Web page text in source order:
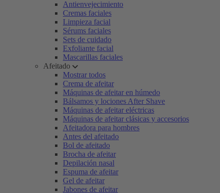
Antienvejecimiento
Cremas faciales
Limpieza facial
Sérums faciales
Sets de cuidado
Exfoliante facial
Mascarillas faciales
Afeitado
Mostrar todos
Crema de afeitar
Máquinas de afeitar en húmedo
Bálsamos y lociones After Shave
Máquinas de afeitar eléctricas
Máquinas de afeitar clásicas y accesorios
Afeitadora para hombres
Antes del afeitado
Bol de afeitado
Brocha de afeitar
Depilación nasal
Espuma de afeitar
Gel de afeitar
Jabones de afeitar